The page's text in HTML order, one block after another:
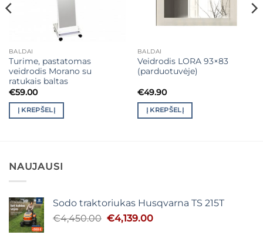
BALDAI
Turime, pastatomas
veidrodis Morano su
ratukais baltas
€59.00
Į KREPŠELĮ
BALDAI
Veidrodis LORA 93×83
(parduotuvėje)
€49.90
Į KREPŠELĮ
NAUJAUSI
Sodo traktoriukas Husqvarna TS 215T
€4,450.00 Original
€4,139.00Current